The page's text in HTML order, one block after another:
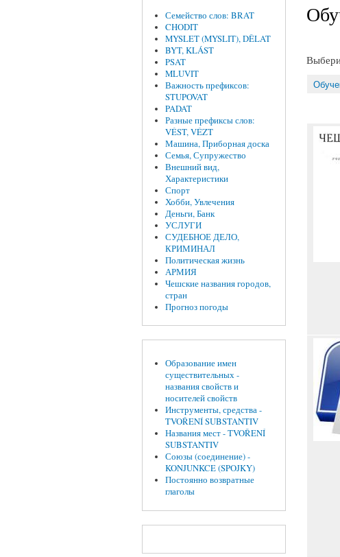
Семейство слов: BRAT
CHODIT
MYSLET (MYSLIT), DĚLAT
BYT, KLÁST
PSAT
MLUVIT
Важность префиксов:
STUPOVAT
PADAT
Разные префиксы слов:
VÉST, VÉZT
Машина, Приборная доска
Семья, Супружество
Внешний вид,
Характеристики
Спорт
Хобби, Увлечения
Деньги, Банк
УСЛУГИ
СУДЕБНОЕ ДЕЛО,
КРИМИНАЛ
Политическая жизнь
АРМИЯ
Чешские названия городов,
стран
Прогноз погоды
Образование имен
существительных -
названия свойств и
носителей свойств
Инструменты, средства -
TVOŘENÍ SUBSTANTIV
Названия мест - TVOŘENÍ
SUBSTANTIV
Союзы (соединение) -
KONJUNKCE (SPOJKY)
Постоянно возвратные
глаголы